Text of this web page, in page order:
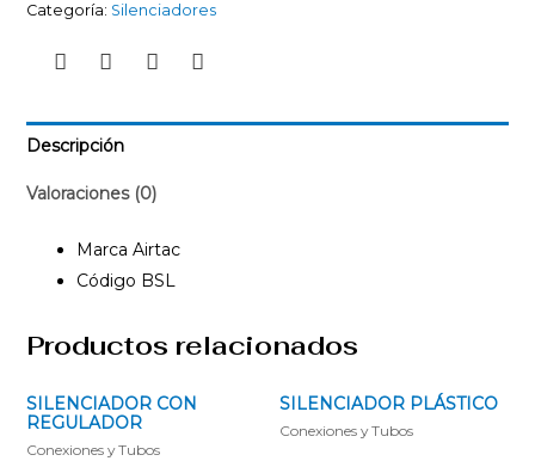
Categoría: Silenciadores
Descripción
Valoraciones (0)
Marca Airtac
Código BSL
Productos relacionados
SILENCIADOR CON
REGULADOR
Conexiones y Tubos
SILENCIADOR PLÁSTICO
Conexiones y Tubos